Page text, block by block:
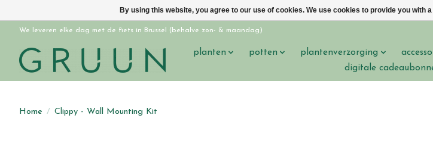
We leveren elke dag met de fiets in Brussel (behalve zon- & maandag)
planten potten plantenverzorging
digitale
Home / Clippy - Wall Mounting Kit
By using this website, you agree to our use of cookies. We use cookies to provide you with